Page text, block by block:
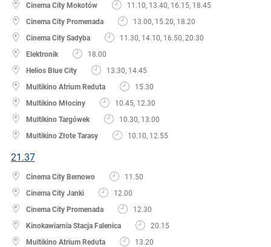
Cinema City Mokotów
11.10, 13.40, 16.15, 18.45
Cinema City Promenada
13.00, 15.20, 18.20
Cinema City Sadyba
11.30, 14.10, 16.50, 20.30
Elektronik
18.00
Helios Blue City
13.30, 14.45
Multikino Atrium Reduta
15.30
Multikino Młociny
10.45, 12.30
Multikino Targówek
10.30, 13.00
Multikino Złote Tarasy
10.10, 12.55
21.37
Cinema City Bemowo
11.50
Cinema City Janki
12.00
Cinema City Promenada
12.30
Kinokawiarnia Stacja Falenica
20.15
Multikino Atrium Reduta
13.20